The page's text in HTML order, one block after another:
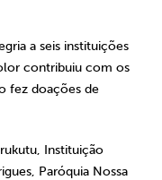
a seis instituições
contribuiu com os
fez doações de
Instituição
Paróquia Nossa